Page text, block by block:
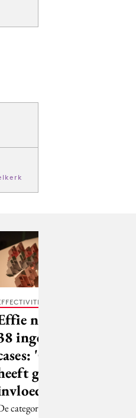
noteert
ingezonden
'Corona
geen
meer'
categorie